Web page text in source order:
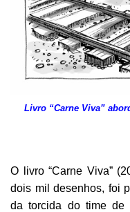
Livro “Carne Viva”
O livro “Carne Viva”
dois mil desenhos, foi
da torcida do time de